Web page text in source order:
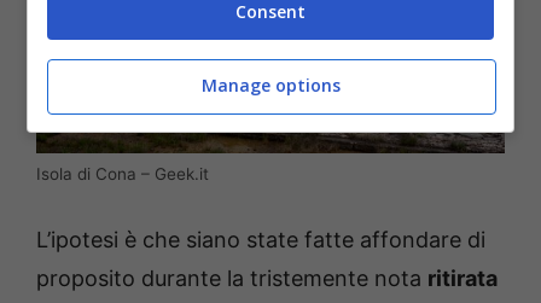
Isola di Cona – Geek.it
L’ipotesi è che siano state fatte affondare di
proposito durante la tristemente nota ritirata
Consent
Manage options